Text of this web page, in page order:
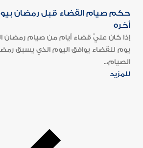
حكم صيام القضاء قبل رمضان
أخره
إذا كان عليَّ قضاء أيام من صيام رمضان
يوم للقضاء يوافق اليوم الذي يسبق
الصيام،..
للمزيد